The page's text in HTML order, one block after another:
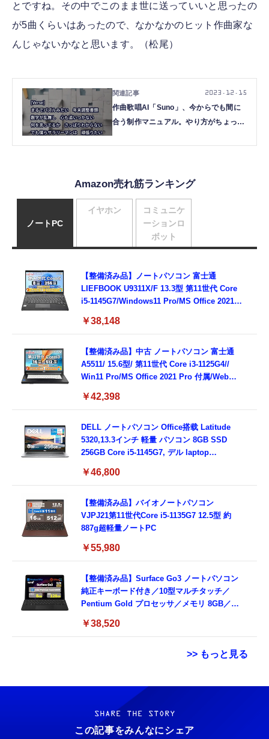
とですね。その中でこのまま世に送っていいと思ったの
が5曲くらいはあったので、なかなかのヒット作曲家な
んじゃないかなと思います。（松尾）
作曲歌唱AI「Suno」、今からでも間に
合う制作マニュアル。やり方がちょっと
2023.12.15
Amazon売れ筋ランキング
ノートPC
【整備済み品】ノートパソコン 富士通
LIEFBOOK U9311X/F 13.3型 第11世代 Core
i5-1145G7/Windows11 Pro/MS Office 2021搭
Type-C/360度回転対応/有線静音マウス付
8GB,SSD256GB)
￥38,148
【整備済み品】中古 ノートパソコン 富士通
A5511/ 15.6型/ 第11世代 Core i3-1125G4//
Win11 Pro/MS Office 2021 Pro 付属/Webカ
3.0)/ 有線静音マウス付属/ 180日保証（メモリ
￥42,398
DELL ノートパソコン Office搭载 Latitude
5320,13.3インチ 軽量 パソコン 8GB SSD
256GB Core i5-1145G7, デル laptop
ド付き (整備済み品)
￥46,800
【整備済み品】バイオノートパソコン
VJPJ21第11世代Core i5-1135G7 12.5型 約
887g超軽量ノートPC
￥55,980
【整備済み品】Surface Go3 ノートパソコン
純正キーボード付き／10型マルチタッチ／
Pentium Gold プロセッサ／メモリ 8GB／
Bluetooth5.0／USB-C／1080p顔認証カメラ
￥38,520
>> もっと見る
イヤホン
Grithope イヤホン タイプC【2026新モデル
耐久性】 有線イヤホン マイク付き HiFi音質
ノイズ低減 重低音 遅延なし
￥949
コミュニケ
ーションロ
ボット
霊界コミュニケーションロボット BAKETAN
WARASHI ばけたん ワラシ 改 KAI
￥5,400
SHARE THE STORY
この記事をみんなにシェア